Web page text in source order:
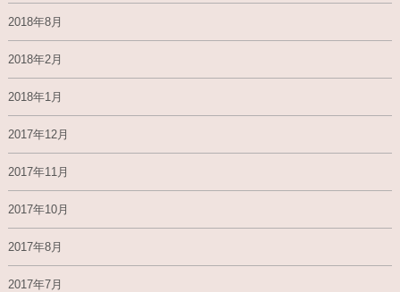
2018年8月
2018年2月
2018年1月
2017年12月
2017年11月
2017年10月
2017年8月
2017年7月